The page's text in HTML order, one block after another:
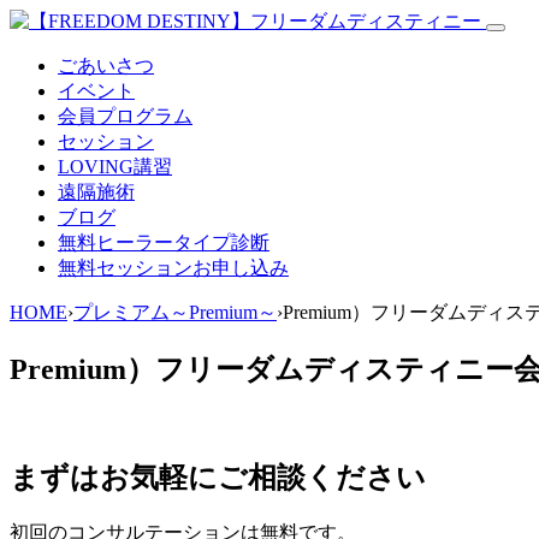
ごあいさつ
イベント
会員プログラム
セッション
LOVING講習
遠隔施術
ブログ
無料ヒーラータイプ診断
無料セッションお申し込み
HOME›プレミアム～Premium～ ›Premium）フリーダムディス
Premium）フリーダムディスティニー
まずはお気軽にご相談ください
初回のコンサルテーションは無料です。